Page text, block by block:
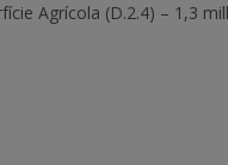
Agrícola (D.2.4) – 1,3